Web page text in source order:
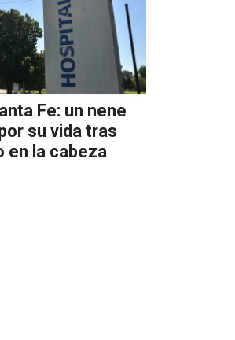
Fe: un nene
su vida tras
en la cabeza